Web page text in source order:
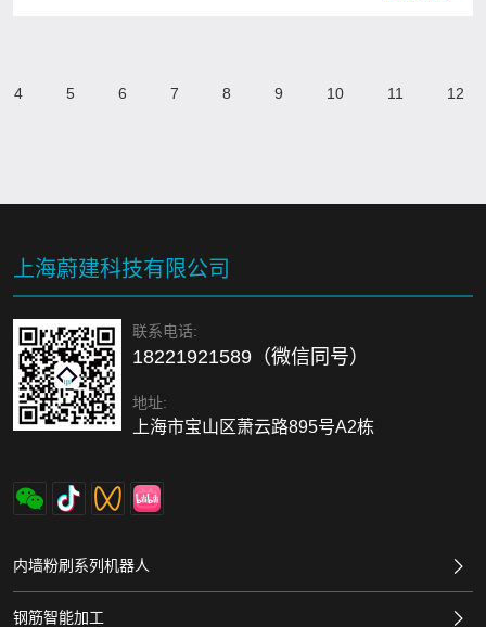
4 5 6 7 8 9 10 11 12
上海蔚建科技有限公司
联系电话:
18221921589（微信同号）
地址:
上海市宝山区萧云路895号A2栋
内墙粉刷系列机器人
钢筋智能加工